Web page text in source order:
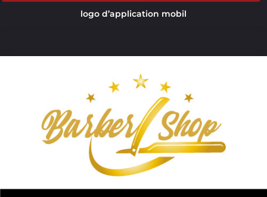
logo d’application mobil